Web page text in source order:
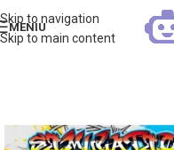
Skip to navigation
Skip to main content
MENIU